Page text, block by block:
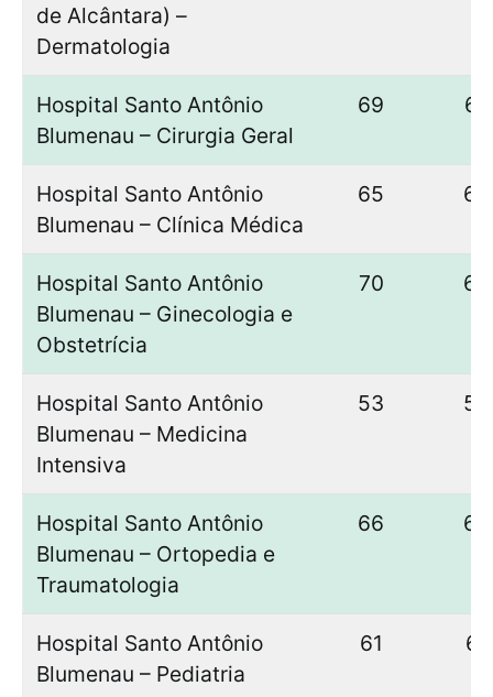
de Alcântara) –
Dermatologia
Hospital Santo Antônio
Blumenau – Cirurgia Geral
69 67
Hospital Santo Antônio
Blumenau – Clínica Médica
65 65
Hospital Santo Antônio
Blumenau – Ginecologia e
Obstetrícia
70 66
Hospital Santo Antônio
Blumenau – Medicina
Intensiva
53 53
Hospital Santo Antônio
Blumenau – Ortopedia e
Traumatologia
66 65
Hospital Santo Antônio
Blumenau – Pediatria
61 61